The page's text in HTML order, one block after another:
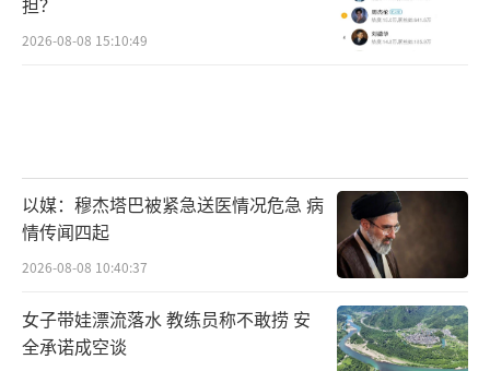
2026-08-08 15:10:49
以媒：穆杰塔巴被紧急送医情况危急 病
情传闻四起
2026-08-08 10:40:37
女子带娃漂流落水 教练员称不敢捞 安
全承诺成空谈